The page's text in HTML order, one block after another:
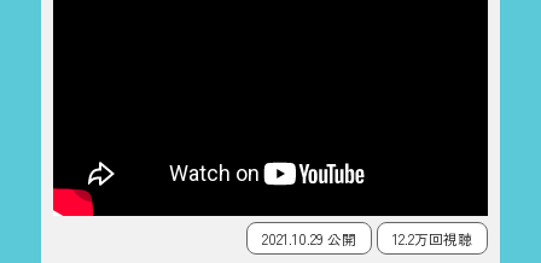
2021.10.29 公開
12.2万回視聴